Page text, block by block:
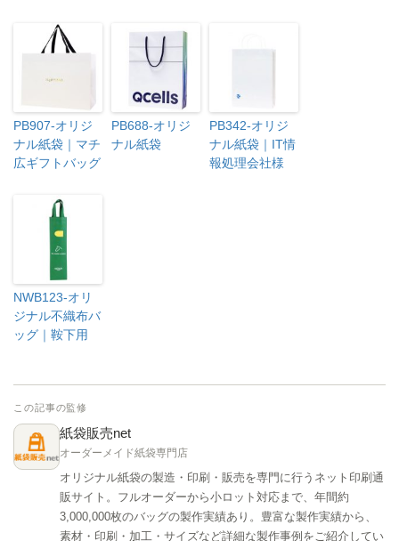
PB907-オリジ
ナル紙袋｜マチ
広ギフトバッグ
PB688-オリジ
ナル紙袋
PB342-オリジ
ナル紙袋｜IT情
報処理会社様
NWB123-オリ
ジナル不織布バ
ッグ｜鞍下用
この記事の監修
紙袋販売net
オーダーメイド紙袋専門店
オリジナル紙袋の製造・印刷・販売を専門に行うネット印刷通
販サイト。フルオーダーから小ロット対応まで、年間約
3,000,000枚のバッグの製作実績あり。豊富な製作実績から、
素材・印刷・加工・サイズなど詳細な製作事例をご紹介してい